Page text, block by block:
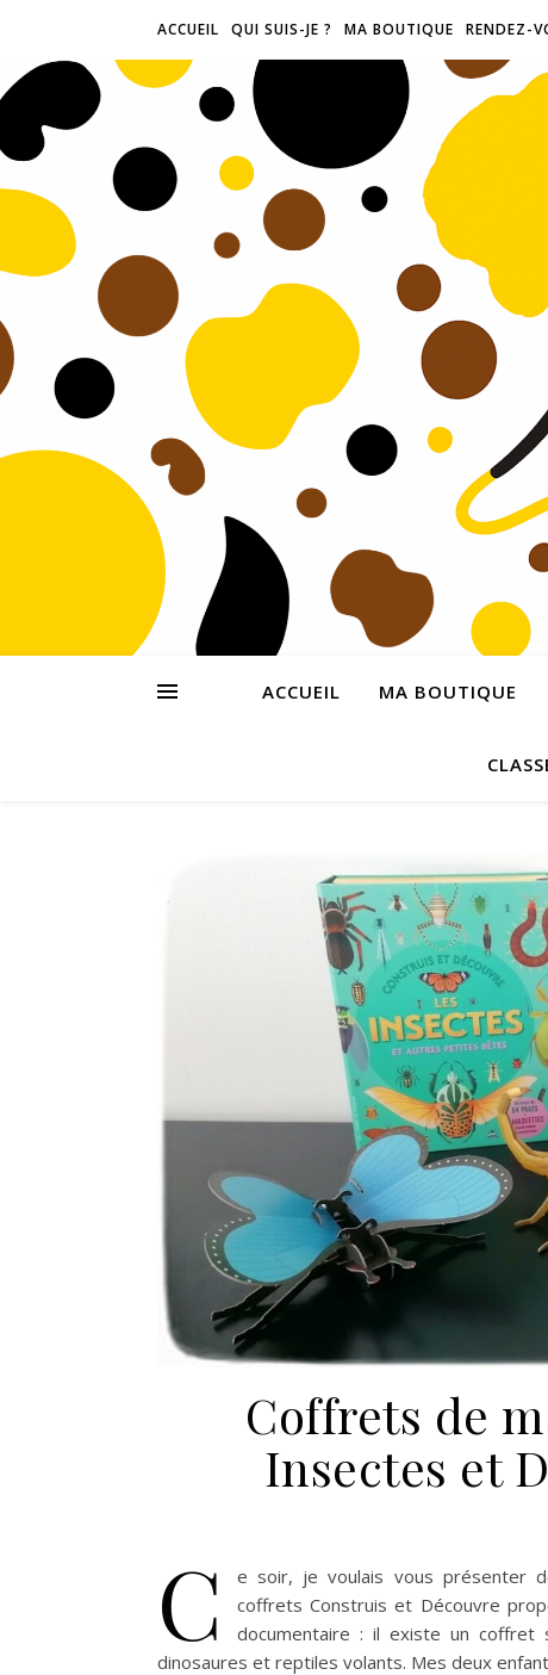
ACCUEIL QUI SUIS-JE ? MA BOUTIQUE RENDEZ-
ACCUEIL MA BOUTIQUE
Coffrets de
Insectes et
C
e soir, je voulais vous présenter
coffrets Construis et Découvre
documentaire : il existe un
dinosaures et reptiles volants. Mes deux